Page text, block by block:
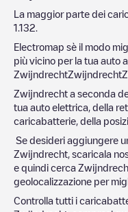
La maggior parte dei
1.132
Electromap sè il modo
più vicino per la tua auto a
ZwijndrechtZwijndrecht
Zwijndrecht a seconda
tua auto elettrica, della
caricabatterie, della
Se desideri aggiungere
Zwijndrecht , scaricala
e quindi cerca
geolocalizzazione per
Controlla tutti i